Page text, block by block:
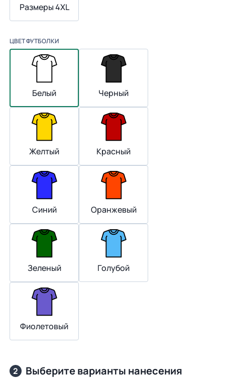
Размеры 4XL
ЦВЕТ ФУТБОЛКИ
Белый Черный
Желтый Красный
Синий Оранжевый
Зеленый Голубой
Фиолетовый
2 Выберите варианты нанесения